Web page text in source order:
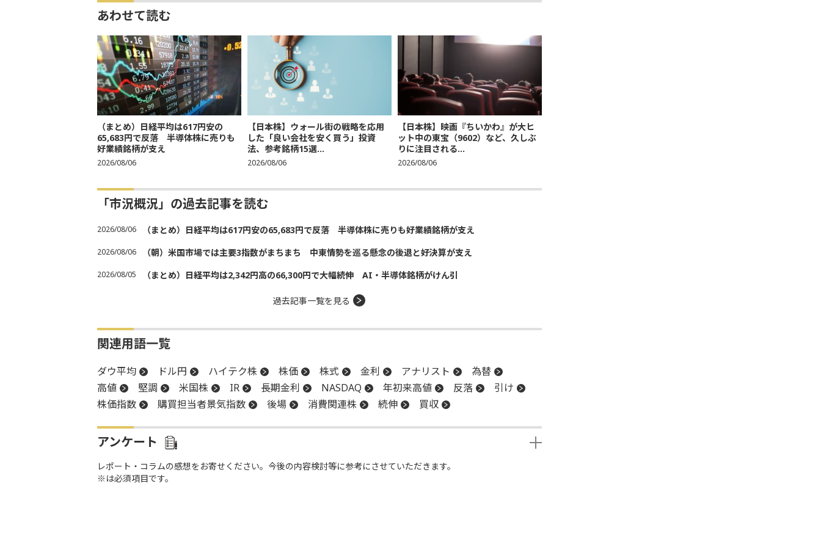
あわせて読む
（まとめ）日経平均は617円安の
65,683円で反落 半導体株に売りも
好業績銘柄が支え
2026/08/06
【日本株】ウォール街の戦略を応用
した「良い会社を安く買う」投資
法、参考銘柄15選...
2026/08/06
【日本株】映画『ちいかわ』が大ヒ
ット中の東宝（9602）など、久しぶ
りに注目される...
2026/08/06
「市況概況」の過去記事を読む
2026/08/06 （まとめ）日経平均は617円安の65,683円で反落 半導体株に売りも好業績銘柄が支え
2026/08/06 （朝）米国市場では主要3指数がまちまち 中東情勢を巡る懸念の後退と好決算が支え
2026/08/05 （まとめ）日経平均は2,342円高の66,300円で大幅続伸 AI・半導体銘柄がけん引
過去記事一覧を見る
関連用語一覧
ダウ平均 ドル円 ハイテク株 株価 株式 金利 アナリスト
為替
高値
堅調 米国株 IR 長期金利 NASDAQ 年初来高値 反落
引け
株価指数
購買担当者景気指数 後場 消費関連株 続伸 買収
アンケート
レポート・コラムの感想をお寄せください。今後の内容検討等に参考にさせていただきます。
※は必須項目です。